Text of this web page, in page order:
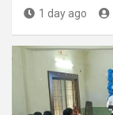
1 day ago